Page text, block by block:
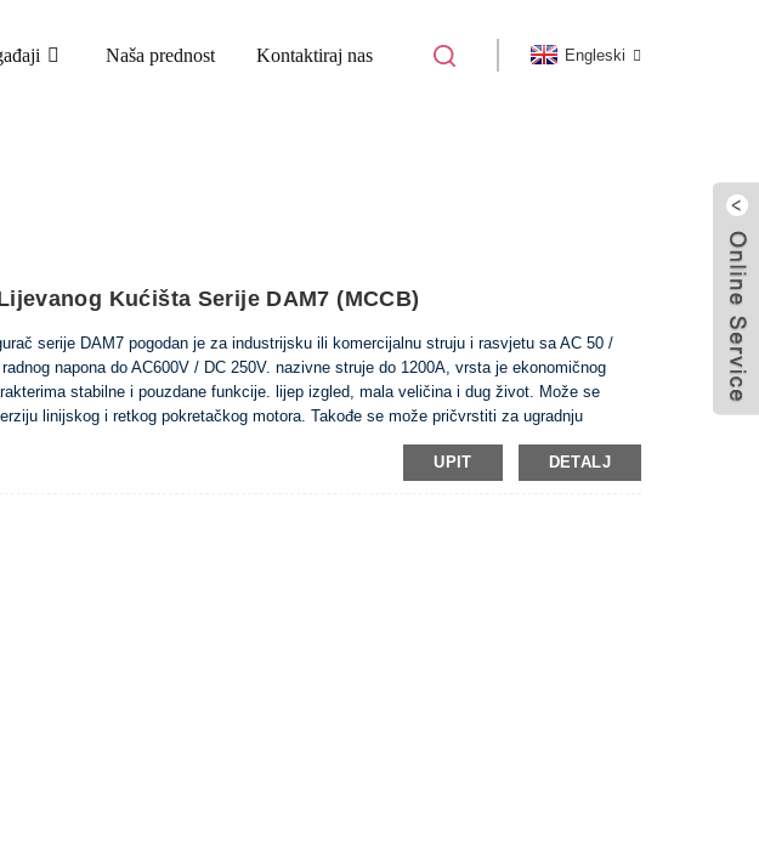
Naša prednost Kontaktiraj nas Engleski
Kućišta Serije DAM7 (MCCB)
serije DAM7 pogodan je za industrijsku ili komercijalnu struju i rasvjetu sa AC 50 /
napona do AC600V / DC 250V. nazivne struje do 1200A, vrsta je ekonomičnog
stabilne i pouzdane funkcije. lijep izgled, mala veličina i dug život. Može se
linijskog i retkog pokretačkog motora. Takođe se može pričvrstiti za ugradnju
koja ima zaštitnu funkciju kako bi se izbjegao gubitak voltgea, pod naponom. Proizvod
priključni vod sa prednjom i zadnjom pločom, a takođe može opremiti i ručni aparat ili
UPIT DETALJ